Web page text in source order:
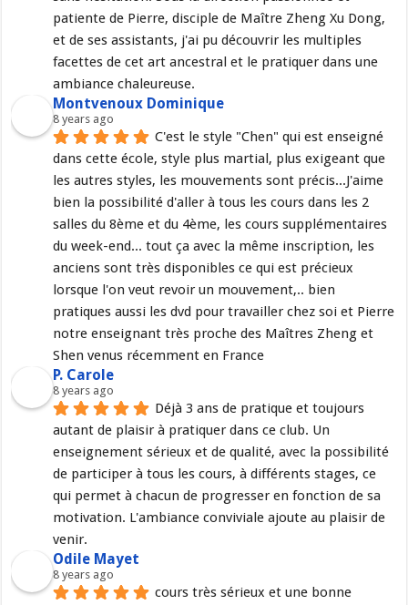
patiente de Pierre, disciple de Maître Zheng Xu Dong,
et de ses assistants, j'ai pu découvrir les multiples
facettes de cet art ancestral et le pratiquer dans une
ambiance chaleureuse.
Montvenoux Dominique
8 years ago
C'est le style "Chen" qui est enseigné
dans cette école, style plus martial, plus exigeant que
les autres styles, les mouvements sont précis...J'aime
bien la possibilité d'aller à tous les cours dans les 2
salles du 8ème et du 4ème, les cours supplémentaires
du week-end... tout ça avec la même inscription, les
anciens sont très disponibles ce qui est précieux
lorsque l'on veut revoir un mouvement,.. bien
pratiques aussi les dvd pour travailler chez soi et Pierre
notre enseignant très proche des Maîtres Zheng et
Shen venus récemment en France
P. Carole
8 years ago
Déjà 3 ans de pratique et toujours
autant de plaisir à pratiquer dans ce club. Un
enseignement sérieux et de qualité, avec la possibilité
de participer à tous les cours, à différents stages, ce
qui permet à chacun de progresser en fonction de sa
motivation. L'ambiance conviviale ajoute au plaisir de
venir.
Odile Mayet
8 years ago
cours très sérieux et une bonne